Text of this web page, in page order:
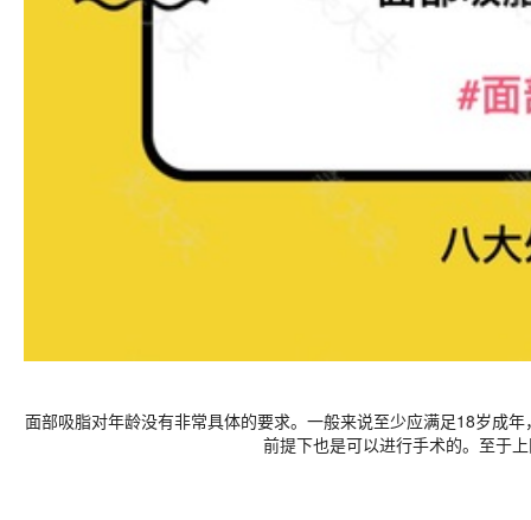
面部吸脂对年龄没有非常具体的要求。一般来说至少应满足18岁成
前提下也是可以进行手术的。至于